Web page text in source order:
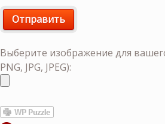
Выберите изображение для
PNG, JPG, JPEG):